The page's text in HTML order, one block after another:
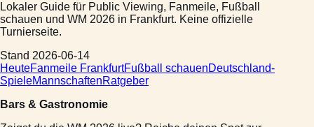
Lokaler Guide für Public Viewing, Fanmeile, Fußball
schauen und WM 2026 in Frankfurt. Keine offizielle
Turnierseite.
Stand 2026-06-14
HeuteFanmeile FrankfurtFußball schauenDeutschland-
SpieleMannschaftenRatgeber
Bars & Gastronomie